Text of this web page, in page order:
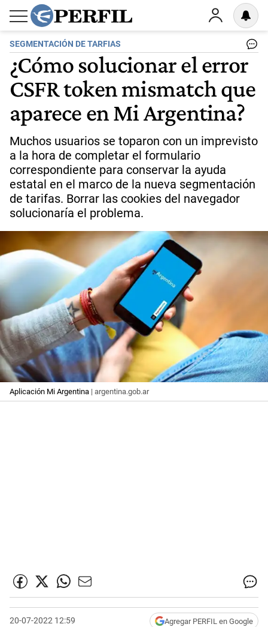
SEGMENTACIÓN DE TARFIAS
¿Cómo solucionar el error
CSFR token mismatch que
aparece en Mi Argentina?
Muchos usuarios se toparon con un imprevisto
a la hora de completar el formulario
correspondiente para conservar la ayuda
estatal en el marco de la nueva segmentación
de tarifas. Borrar las cookies del navegador
solucionaría el problema.
Aplicación Mi Argentina | argentina.gob.ar
20-07-2022 12:59 Agregar PERFIL en Google